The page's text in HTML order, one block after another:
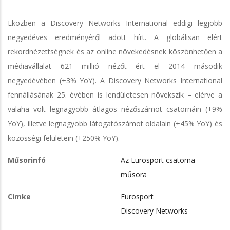
Eközben a Discovery Networks International eddigi legjobb
negyedéves eredményéről adott hírt. A globálisan elért
rekordnézettségnek és az online növekedésnek köszönhetően a
médiavállalat 621 millió nézőt ért el 2014 második
negyedévében (+3% YoY). A Discovery Networks International
fennállásának 25. évében is lendületesen növekszik – elérve a
valaha volt legnagyobb átlagos nézőszámot csatornáin (+9%
YoY), illetve legnagyobb látogatószámot oldalain (+45% YoY) és
közösségi felületein (+250% YoY).
Műsorinfó
Az Eurosport csatorna
műsora
Címke
Eurosport
Discovery Networks